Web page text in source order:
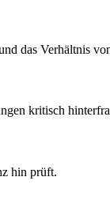
das Verhältnis
kritisch
hin prüft.